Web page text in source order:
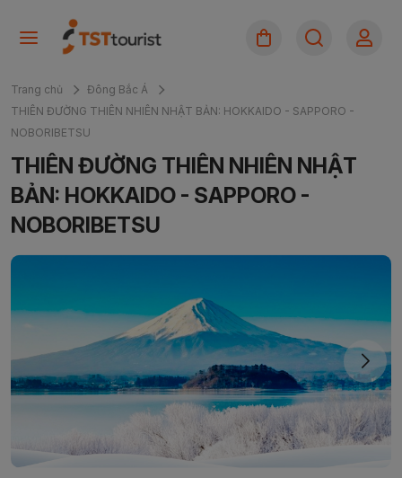
Trang chủ
Đông Bắc Á
THIÊN ĐƯỜNG THIÊN NHIÊN NHẬT BẢN: HOKKAIDO - SAPPORO -
NOBORIBETSU
THIÊN ĐƯỜNG THIÊN NHIÊN NHẬT
BẢN: HOKKAIDO - SAPPORO -
NOBORIBETSU